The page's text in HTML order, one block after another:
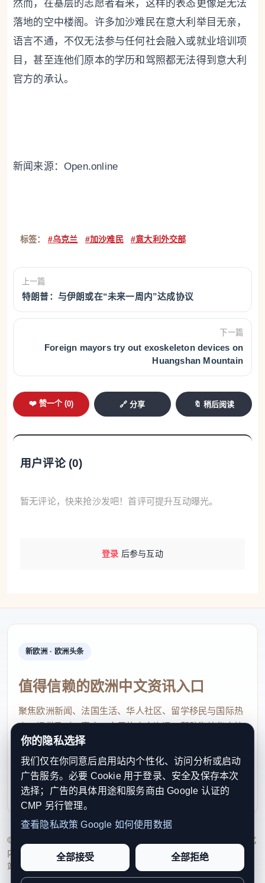
然而，在基层的志愿者看来，这样的表态更像是无法
落地的空中楼阁。许多加沙难民在意大利举目无亲，
语言不通，不仅无法参与任何社会融入或就业培训项
目，甚至连他们原本的学历和驾照都无法得到意大利
官方的承认。
新闻来源：Open.online
标签： #乌克兰 #加沙难民 #意大利外交部
上一篇
特朗普：与伊朗或在“未来一周内”达成协议
下一篇
Foreign mayors try out exoskeleton devices on
Huangshan Mountain
❤️ 赞一个 (0) 🔗 分享 🔖 稍后阅读
用户评论 (0)
暂无评论，快来抢沙发吧！首评可提升互动曝光。
登录 后参与互动
新欧洲 · 欧洲头条
值得信赖的欧洲中文资讯入口
聚焦欧洲新闻、法国生活、华人社区、留学移民与国际热
点，提供及时、真实、实用的中文资讯，帮助海外华人快
速了解欧洲动态。
contact@xinouzhou.com
服务支持、版权与合作：工作日优先处理站务、投稿与权
利通知
© 2026 新欧洲·欧洲头条. All Rights Reserved. 本网站持续优化
内容透明度、联系方式与用户权利说明，以提升品牌信任感和
站点完整度。
你的隐私选择
我们仅在你同意后启用站内个性化、访问分析或启动
广告服务。必要 Cookie 用于登录、安全及保存本次
选择；广告的具体用途和服务商由 Google 认证的
CMP 另行管理。
查看隐私政策 Google 如何使用数据
全部接受 全部拒绝